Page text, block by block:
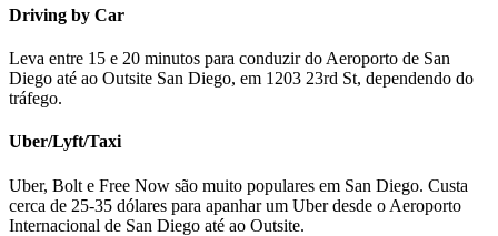
Driving by Car
Leva entre 15 e 20 minutos para conduzir do Aeroporto de San
Diego até ao Outsite San Diego, em 1203 23rd St, dependendo do
tráfego.
Uber/Lyft/Taxi
Uber, Bolt e Free Now são muito populares em San Diego. Custa
cerca de 25-35 dólares para apanhar um Uber desde o Aeroporto
Internacional de San Diego até ao Outsite.